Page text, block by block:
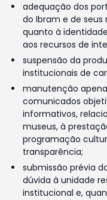
adequação dos
do Ibram e de seus
quanto à
aos recursos de
suspensão da
institucionais de
manutenção
comunicados
informativos,
museus, à
programação
transparência;
submissão prévia
dúvida à unidade
institucional e,